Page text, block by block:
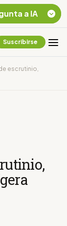
Suscribirse
escrutinio,
a IA
Ecuador